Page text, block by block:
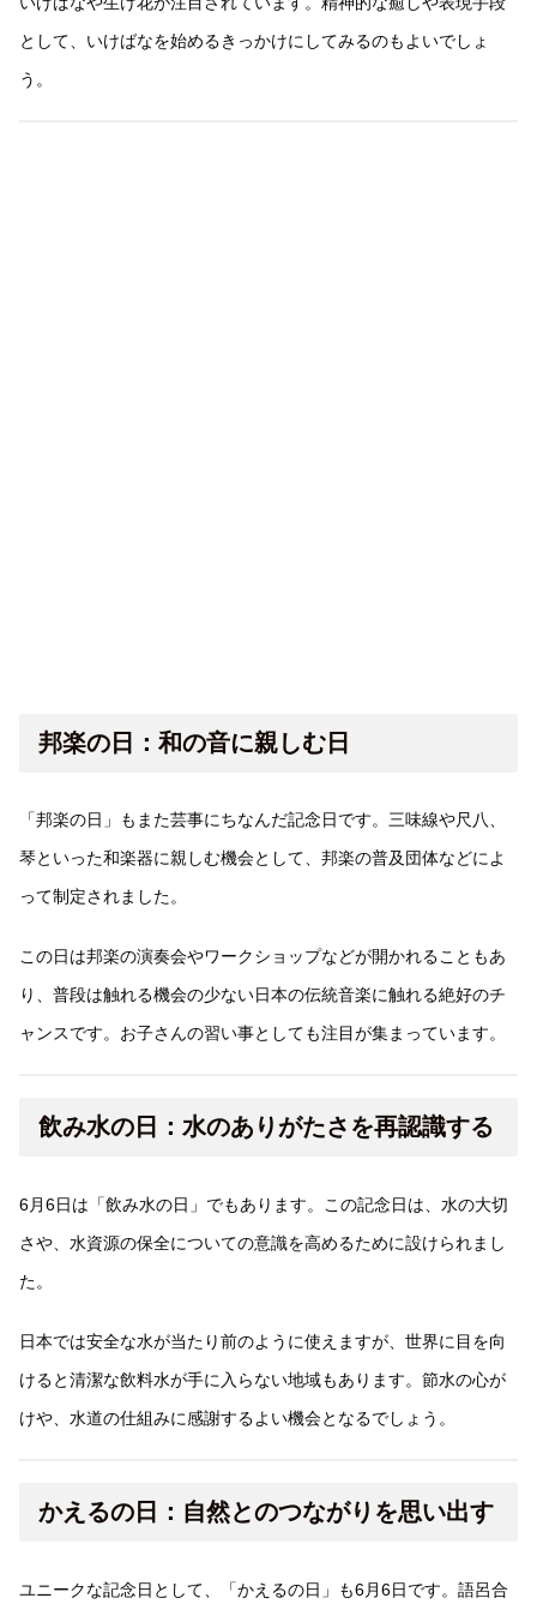
として、いけばなを始めるきっかけにしてみるのもよいでしょ
う。
邦楽の日：和の音に親しむ日
「邦楽の日」もまた芸事にちなんだ記念日です。三味線や尺八、
琴といった和楽器に親しむ機会として、邦楽の普及団体などによ
って制定されました。
この日は邦楽の演奏会やワークショップなどが開かれることもあ
り、普段は触れる機会の少ない日本の伝統音楽に触れる絶好のチ
ャンスです。お子さんの習い事としても注目が集まっています。
飲み水の日：水のありがたさを再認識する
6月6日は「飲み水の日」でもあります。この記念日は、水の大切
さや、水資源の保全についての意識を高めるために設けられまし
た。
日本では安全な水が当たり前のように使えますが、世界に目を向
けると清潔な飲料水が手に入らない地域もあります。節水の心が
けや、水道の仕組みに感謝するよい機会となるでしょう。
かえるの日：自然とのつながりを思い出す
ユニークな記念日として、「かえるの日」も6月6日です。語呂合